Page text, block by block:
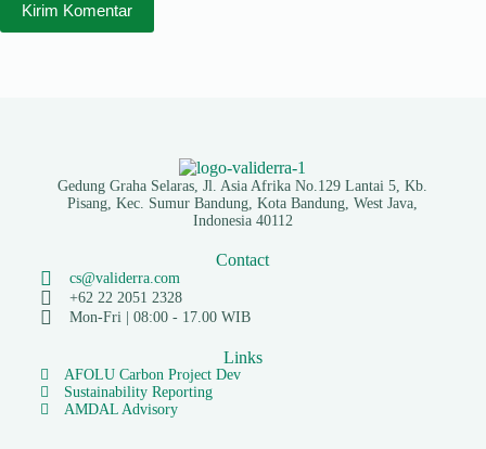
Kirim Komentar
Gedung Graha Selaras, Jl. Asia Afrika No.129 Lantai 5, Kb.
Pisang, Kec. Sumur Bandung, Kota Bandung, West Java,
Indonesia 40112
Contact
cs@validerra.com
+62 22 2051 2328
Mon-Fri | 08:00 - 17.00 WIB
Links
AFOLU Carbon Project Dev
Sustainability Reporting
AMDAL Advisory